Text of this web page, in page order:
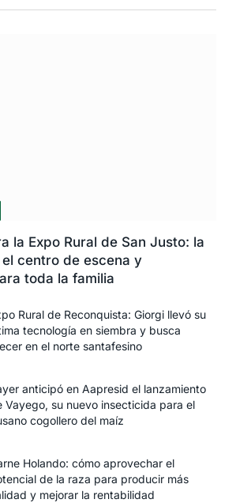
la Expo Rural de San Justo: la
centro de escena y
toda la familia
Rural de Reconquista: Giorgi llevó su
tecnología en siembra y busca
en el norte santafesino
anticipó en Aapresid el lanzamiento
Vayego, su nuevo insecticida para el
cogollero del maíz
Holando: cómo aprovechar el
de la raza para producir más
y mejorar la rentabilidad